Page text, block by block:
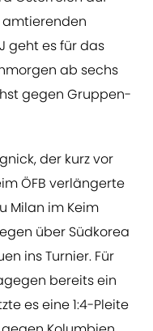
amtierenden
geht es für das
ab sechs
gegen Gruppen-
der kurz vor
ÖFB verlängerte
Milan im Keim
über Südkorea
ins Turnier. Für
bereits ein
es eine 1:4-Pleite